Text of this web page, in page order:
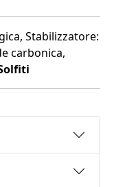
Stabilizzatore:
carbonica,